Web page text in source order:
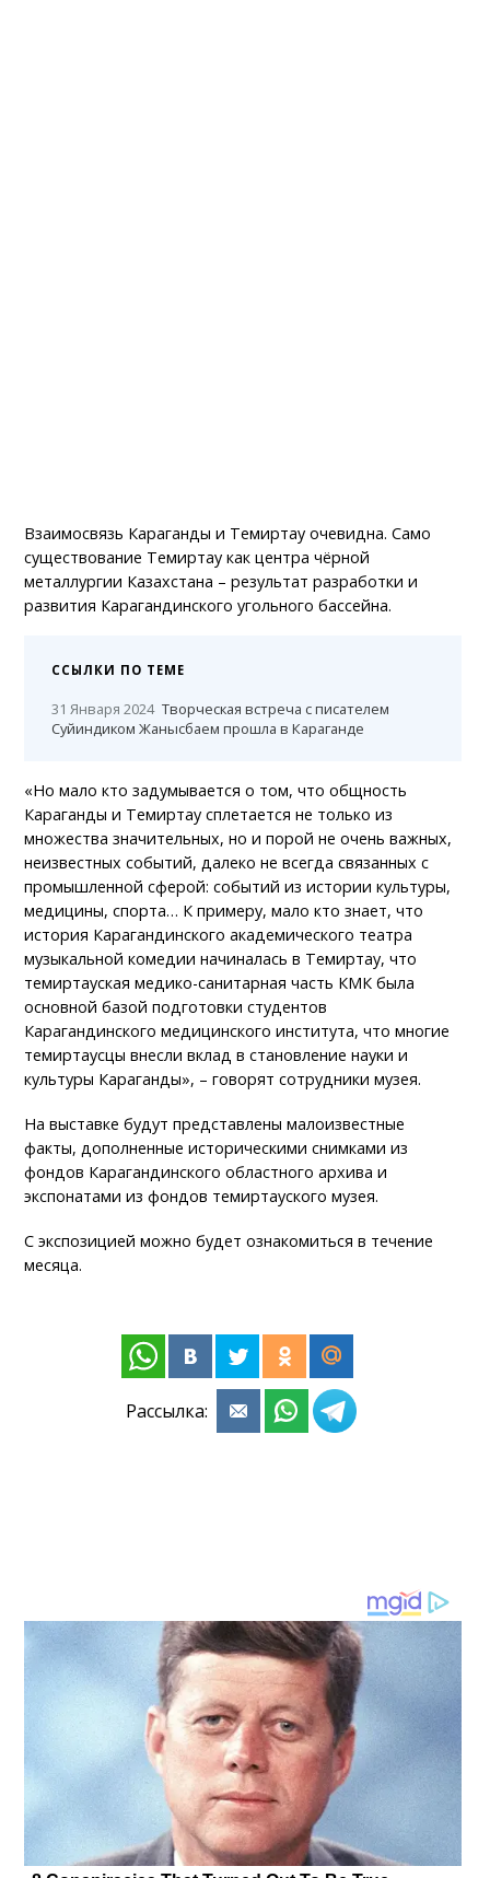
Взаимосвязь Караганды и Темиртау очевидна. Само
существование Темиртау как центра чёрной
металлургии Казахстана – результат разработки и
развития Карагандинского угольного бассейна.
ССЫЛКИ ПО ТЕМЕ
31 Января 2024 Творческая встреча с писателем
Суйиндиком Жанысбаем прошла в Караганде
«Но мало кто задумывается о том, что общность
Караганды и Темиртау сплетается не только из
множества значительных, но и порой не очень важных,
неизвестных событий, далеко не всегда связанных с
промышленной сферой: событий из истории культуры,
медицины, спорта… К примеру, мало кто знает, что
история Карагандинского академического театра
музыкальной комедии начиналась в Темиртау, что
темиртауская медико-санитарная часть КМК была
основной базой подготовки студентов
Карагандинского медицинского института, что многие
темиртаусцы внесли вклад в становление науки и
культуры Караганды», – говорят сотрудники музея.
На выставке будут представлены малоизвестные
факты, дополненные историческими снимками из
фондов Карагандинского областного архива и
экспонатами из фондов темиртауского музея.
С экспозицией можно будет ознакомиться в течение
месяца.
Рассылка: